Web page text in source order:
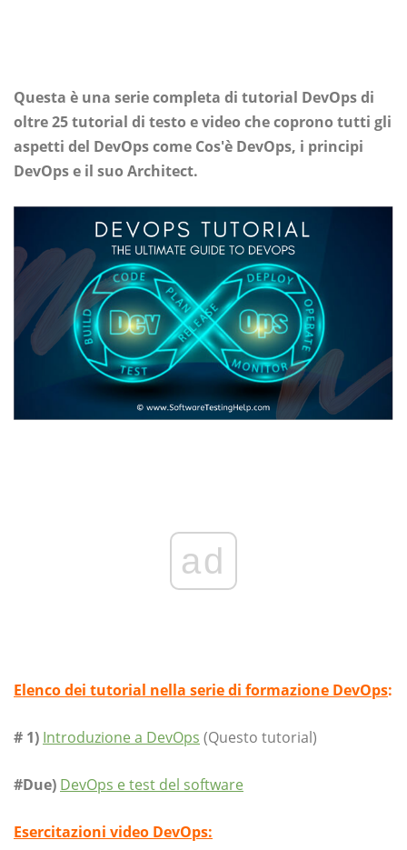
Questa è una serie completa di tutorial DevOps di
oltre 25 tutorial di testo e video che coprono tutti gli
aspetti del DevOps come Cos'è DevOps, i principi
DevOps e il suo Architect.
ad
Elenco dei tutorial nella serie di formazione DevOps:
# 1) Introduzione a DevOps (Questo tutorial)
#Due) DevOps e test del software
Esercitazioni video DevOps: